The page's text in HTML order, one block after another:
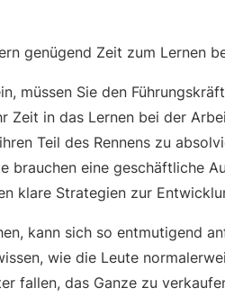
genügend Zeit zum Lernen
müssen Sie den
Zeit in das Lernen bei der
Teil des Rennens zu
brauchen eine geschäftliche
klare Strategien zur
kann sich so entmutigend
wie die Leute
fallen, das Ganze zu